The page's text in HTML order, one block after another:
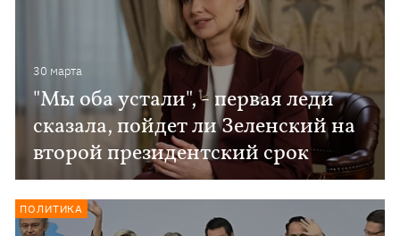
30 марта
"Мы оба устали", - первая леди
сказала, пойдет ли Зеленский на
второй президентский срок
ПОЛИТИКА